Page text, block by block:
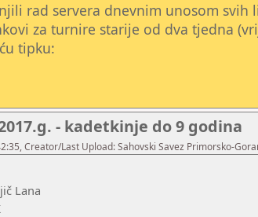
rad servera dnevnim unosom
za turnire starije od dva tjedna
tipku:
- kadetkinje do 9 godina
Creator/Last Upload: Sahovski Savez Primorsko-
Lana